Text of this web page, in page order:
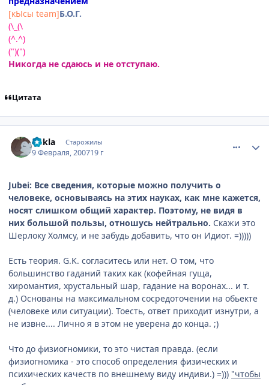
[кЫсы team]Б.О.Г.
(\_(\
(^.^)
(")(")
Никогда не сдаюсь и не отступаю.
Цитата
qukla Старожилы
9 Февраля, 200719 г
Jubei: Все сведения, которые можно получить о
человеке, основываясь на этих науках, как мне кажется,
носят слишком общий характер. Поэтому, не видя в
них большой пользы, отношусь нейтрально. Скажи это
Шерлоку Холмсу, и не забудь добавить, что он Идиот. =)))))
Есть теория. G.K. согласитесь или нет. О том, что
большинство гаданий таких как (кофейная гуща,
хиромантия, хрустальный шар, гадание на воронах... и т.
д.) Основаны на максимальном сосредоточении на обьекте
(человеке или ситуации). Тоесть, ответ приходит изнутри, а
не извне.... Лично я в этом не уверена до конца. ;)
Что до физиогномики, то это чистая правда. (если
физиогномика - это способ определения физических и
психических качеств по внешнему виду индиви.) =))) "чтобы